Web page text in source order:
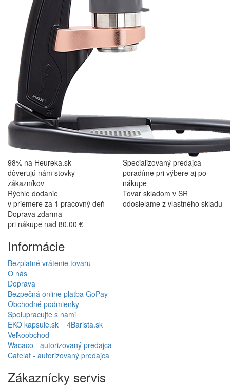
98% na Heureka.sk
dôverujú nám stovky
zákazníkov
Špecializovaný predajca
poradíme pri výbere aj po
nákupe
Rýchle dodanie
v priemere za 1 pracovný deň
Tovar skladom v SR
odosielame z vlastného skladu
Doprava zdarma
pri nákupe nad 80,00 €
Informácie
Bezplatné vrátenie tovaru
O nás
Doprava
Bezpečná online platba GoPay
Obchodné podmienky
Spolupracujte s nami
EKO kapsule.sk = 4Barista.sk
Veľkoobchod
Wacaco - autorizovaný predajca
Cafelat - autorizovaný predajca
Zákaznícky servis